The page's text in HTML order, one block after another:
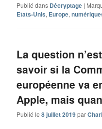
Publié dans Décryptage |
Etats-Unis, Europe,
La question
savoir si la
européenne va
Apple, mais
Publié le8 juillet 2019par